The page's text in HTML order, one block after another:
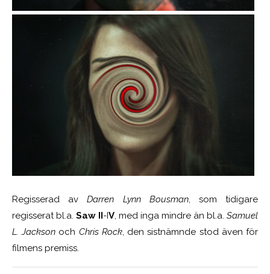
Regisserad avDarren Lynn Bousman, som tidigare
regisserat bl.a. Saw II-IV, med inga mindre än bl.a. Samuel
L. Jackson och Chris Rock, den sistnämnde stod även för
filmens premiss.